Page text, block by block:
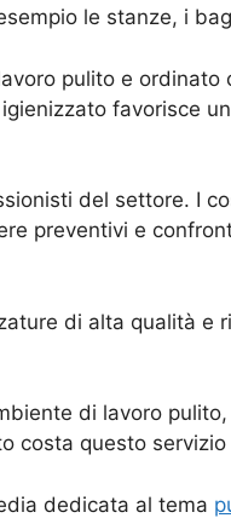
le stanze, i
pulito e ordinato
favorisce
del settore. I
preventivi e
di alta qualità e
di lavoro
costa questo
dedicata al tema